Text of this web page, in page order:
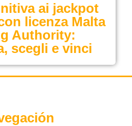
ai jackpot
licenza Malta
Authority:
scegli e vinci